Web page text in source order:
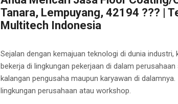
Tanara, Lempuyang, 42194 ??? |
Multitech Indonesia
Sejalan dengan kemajuan teknologi di dunia
bekerja di lingkungan pekerjaan di dalam
kalangan pengusaha maupun karyawan di
lingkungan perusahaan atau workshop.